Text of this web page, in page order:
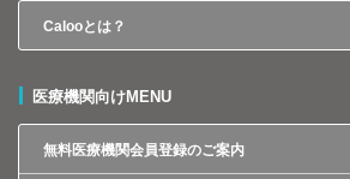
Calooとは？
医療機関向けMENU
無料医療機関会員登録のご案内